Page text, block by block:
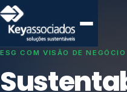
SISTEMAS DE GESTÃO